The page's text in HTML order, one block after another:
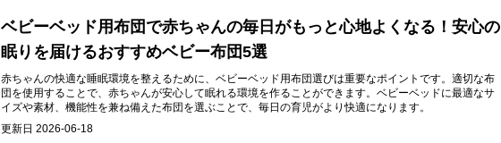
ベビーベッド用布団で赤ちゃんの毎日がもっと心地よくなる！安心の
眠りを届けるおすすめベビー布団5選
赤ちゃんの快適な睡眠環境を整えるために、ベビーベッド用布団選びは重要なポイントです。適切な布
団を使用することで、赤ちゃんが安心して眠れる環境を作ることができます。ベビーベッドに最適なサ
イズや素材、機能性を兼ね備えた布団を選ぶことで、毎日の育児がより快適になります。
更新日 2026-06-18